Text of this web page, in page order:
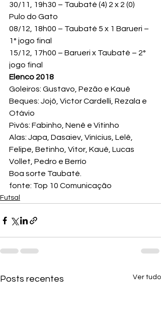
30/11, 19h30 – Taubaté (4) 2 x 2 (0)
Pulo do Gato
08/12, 18h00 – Taubaté 5 x 1 Barueri –
1° jogo final
15/12, 17h00 – Barueri x Taubaté – 2°
jogo final
Elenco 2018
Goleiros: Gustavo, Pezão e Kauê
Beques: Jojô, Victor Cardelli, Rezala e
Otávio
Pivôs: Fabinho, Nenê e Vitinho
Alas: Japa, Dasaiev, Vinícius, Lelê,
Felipe, Betinho, Vitor, Kauê, Lucas
Vollet, Pedro e Berrío
Boa sorte Taubaté.
fonte: Top 10 Comunicação
Futsal
Posts recentes Ver tudo